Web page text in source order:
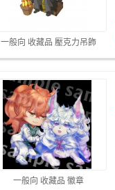
一般向 收藏品 壓克力吊飾
一般向 收藏品 徽章